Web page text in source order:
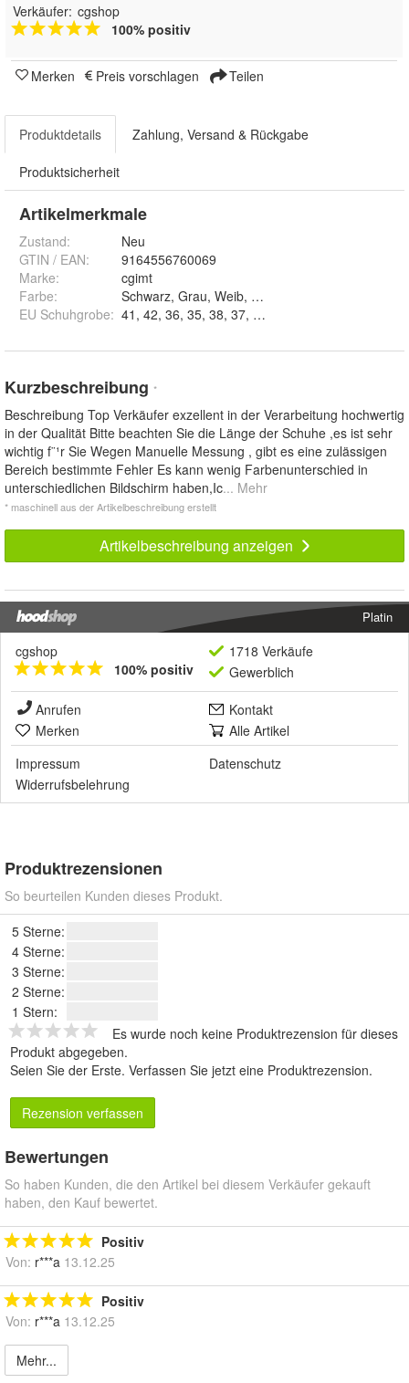
Verkäufer: cgshop
100% positiv
Merken Preis vorschlagen Teilen
Produktdetails Zahlung, Versand & Rückgabe
Produktsicherheit
Artikelmerkmale
Zustand:
Neu
GTIN / EAN:
9164556760069
Marke:
cgimt
Farbe:
EU Schuhgrobe:
Kurzbeschreibung *
Beschreibung Top Verkäufer exzellent in der Verarbeitung hochwertig
in der Qualität Bitte beachten Sie die Länge der Schuhe ,es ist sehr
wichtig f¨¹r Sie Wegen Manuelle Messung , gibt es eine zulässigen
Bereich bestimmte Fehler Es kann wenig Farbenunterschied in
unterschiedlichen Bildschirm haben,Ic... Mehr
* maschinell aus der Artikelbeschreibung erstellt
Artikelbeschreibung anzeigen
Platin
cgshop
100% positiv
1718 Verkäufe
Gewerblich
Anrufen
Kontakt
Merken
Alle Artikel
Impressum
Datenschutz
Widerrufsbelehrung
Produktrezensionen
So beurteilen Kunden dieses Produkt.
5 Sterne:
4 Sterne:
3 Sterne:
2 Sterne:
1 Stern:
Es wurde noch keine Produktrezension für dieses
Produkt abgegeben.
Seien Sie der Erste. Verfassen Sie jetzt eine Produktrezension.
Rezension verfassen
Bewertungen
So haben Kunden, die den Artikel bei diesem Verkäufer gekauft
haben, den Kauf bewertet.
Positiv
Von: r***a 13.12.25
Positiv
Von: r***a 13.12.25
Mehr...